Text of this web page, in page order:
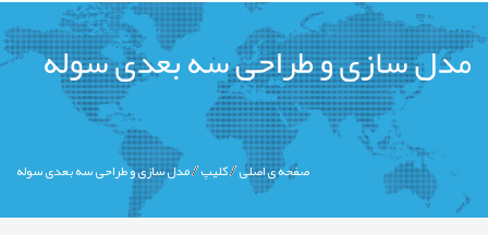
منوی
کاربری
مدل سازی و طراحی سه بعدی سوله
صفحه ی اصلی کليپ مدل سازی و طراحی سه بعدی سوله